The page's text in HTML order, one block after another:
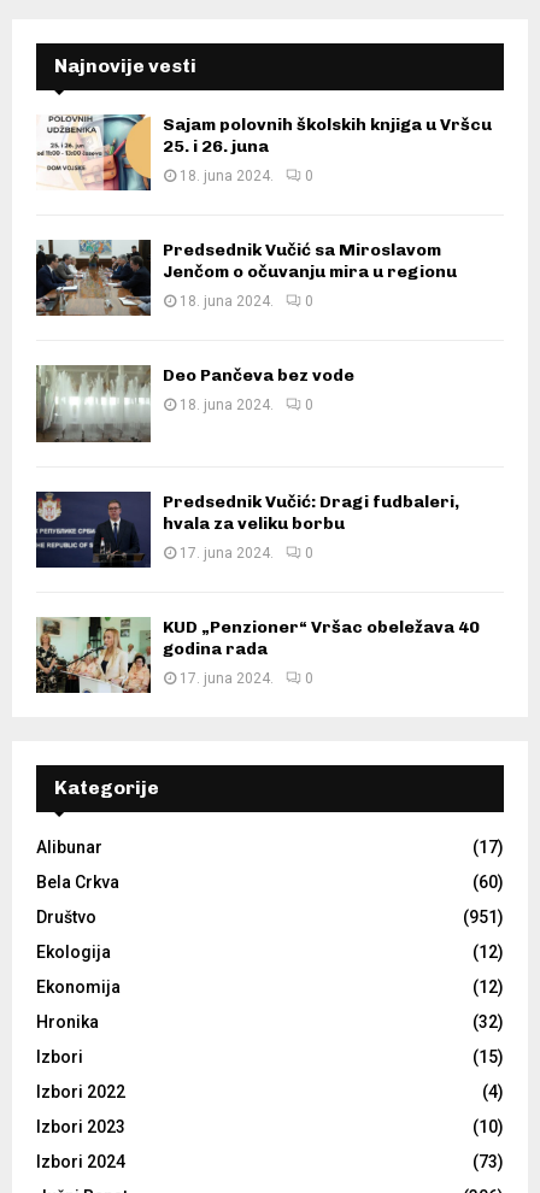
Najnovije vesti
Sajam polovnih školskih knjiga u Vršcu
25. i 26. juna
18. juna 2024. 0
Predsednik Vučić sa Miroslavom
Jenčom o očuvanju mira u regionu
18. juna 2024. 0
Deo Pančeva bez vode
18. juna 2024. 0
Predsednik Vučić: Dragi fudbaleri,
hvala za veliku borbu
17. juna 2024. 0
KUD „Penzioner“ Vršac obeležava 40
godina rada
17. juna 2024. 0
Kategorije
Alibunar
(17)
Bela Crkva
(60)
Društvo
(951)
Ekologija
(12)
Ekonomija
(12)
Hronika
(32)
Izbori
(15)
Izbori 2022
(4)
Izbori 2023
(10)
Izbori 2024
(73)